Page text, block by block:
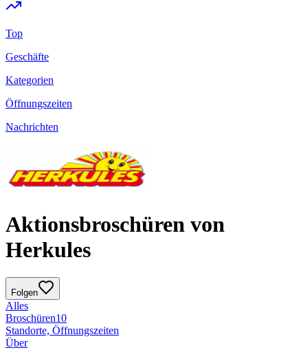
Top
Geschäfte
Kategorien
Öffnungszeiten
Nachrichten
Aktionsbroschüren von
Herkules
Folgen
Alles
Broschüren10
Standorte, Öffnungszeiten
Über